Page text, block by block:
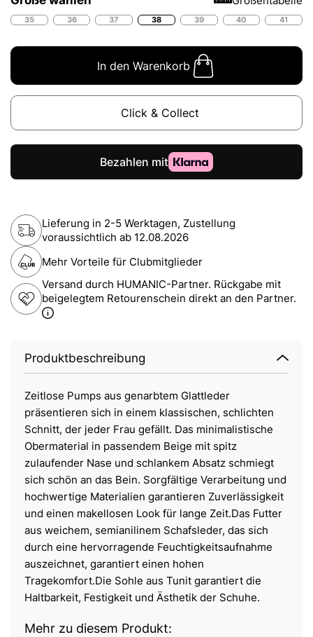
35 36 37 38 39 40 41
In den Warenkorb
Click & Collect
Lieferung in 2-5 Werktagen, Zustellung
voraussichtlich ab 12.08.2026
Mehr Vorteile für Clubmitglieder
Versand durch HUMANIC-Partner. Rückgabe mit
beigelegtem Retourenschein direkt an den Partner.
Produktbeschreibung
Zeitlose Pumps aus genarbtem Glattleder
präsentieren sich in einem klassischen, schlichten
Schnitt, der jeder Frau gefällt. Das minimalistische
Obermaterial in passendem Beige mit spitz
zulaufender Nase und schlankem Absatz schmiegt
sich schön an das Bein. Sorgfältige Verarbeitung und
hochwertige Materialien garantieren Zuverlässigkeit
und einen makellosen Look für lange Zeit.Das Futter
aus weichem, semianilinem Schafsleder, das sich
durch eine hervorragende Feuchtigkeitsaufnahme
auszeichnet, garantiert einen hohen
Tragekomfort.Die Sohle aus Tunit garantiert die
Haltbarkeit, Festigkeit und Ästhetik der Schuhe.
Mehr zu diesem Produkt: